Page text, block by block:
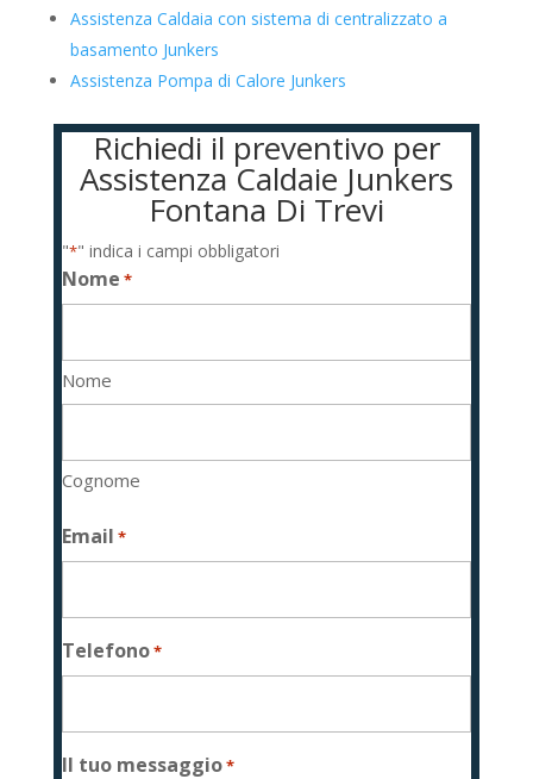
Assistenza Caldaia con sistema di centralizzato a
basamento Junkers
Assistenza Pompa di Calore Junkers
Richiedi il preventivo per
Assistenza Caldaie Junkers
Fontana Di Trevi
"*" indica i campi obbligatori
Nome *
Nome
Cognome
Email *
Telefono*
Il tuo messaggio*